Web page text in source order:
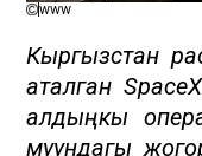
www
Кыргызстан
аталган
алдыңкы
муундагы